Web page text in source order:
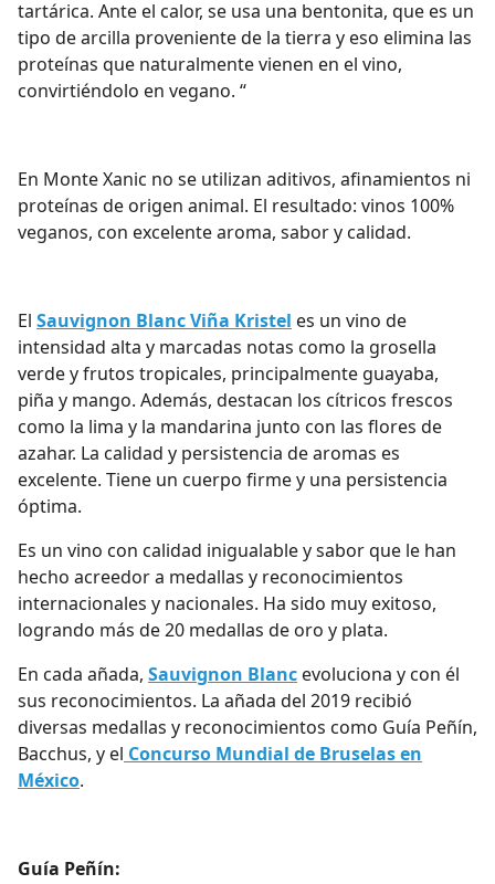
tartárica. Ante el calor, se usa una bentonita, que es un
tipo de arcilla proveniente de la tierra y eso elimina las
proteínas que naturalmente vienen en el vino,
convirtiéndolo en vegano. “
En Monte Xanic no se utilizan aditivos, afinamientos ni
proteínas de origen animal. El resultado: vinos 100%
veganos, con excelente aroma, sabor y calidad.
El Sauvignon Blanc Viña Kristel es un vino de
intensidad alta y marcadas notas como la grosella
verde y frutos tropicales, principalmente guayaba,
piña y mango. Además, destacan los cítricos frescos
como la lima y la mandarina junto con las flores de
azahar. La calidad y persistencia de aromas es
excelente. Tiene un cuerpo firme y una persistencia
óptima.
Es un vino con calidad inigualable y sabor que le han
hecho acreedor a medallas y reconocimientos
internacionales y nacionales. Ha sido muy exitoso,
logrando más de 20 medallas de oro y plata.
En cada añada, Sauvignon Blanc evoluciona y con él
sus reconocimientos. La añada del 2019 recibió
diversas medallas y reconocimientos como Guía Peñín,
Bacchus, y el Concurso Mundial de Bruselas en
México.
Guía Peñín: